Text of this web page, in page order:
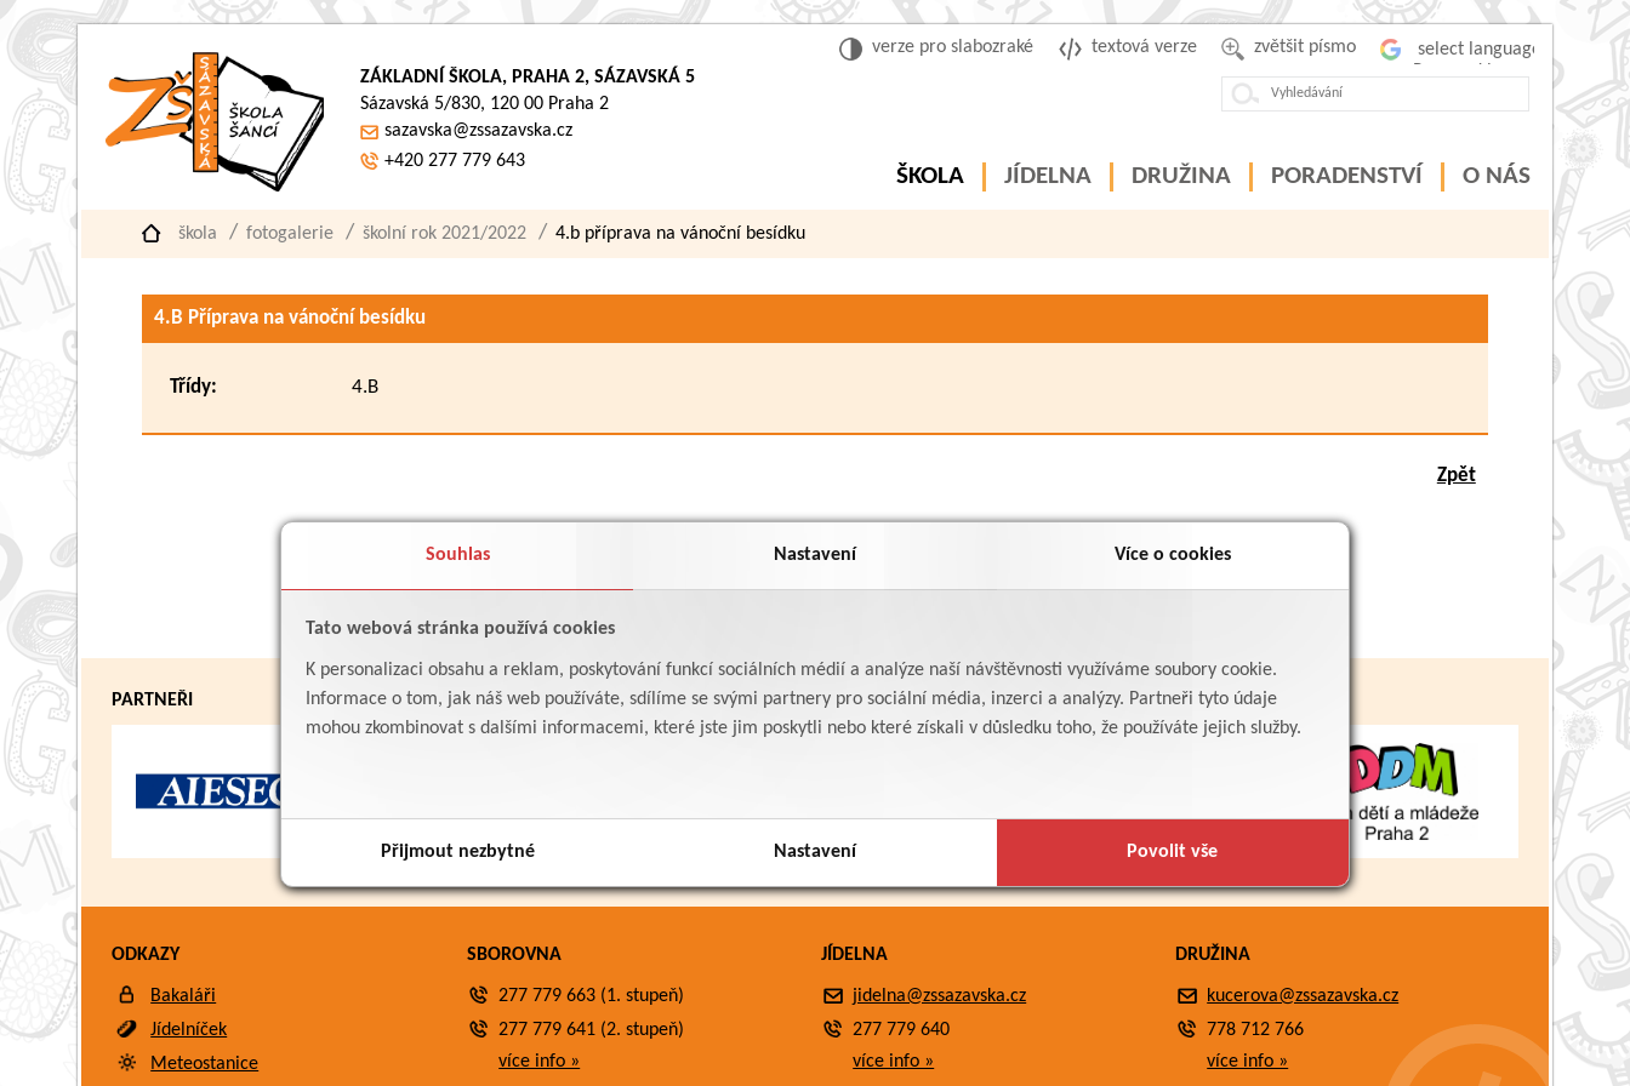
Souhlas Nastavení Více o cookies
Tato webová stránka používá cookies
K personalizaci obsahu a reklam, poskytování funkcí sociálních médií a analýze naší návštěvnosti využíváme soubory cookie.
Informace o tom, jak náš web používáte, sdílíme se svými partnery pro sociální média, inzerci a analýzy. Partneři tyto údaje
mohou zkombinovat s dalšími informacemi, které jste jim poskytli nebo které získali v důsledku toho, že používáte jejich služby.
Přijmout nezbytné Nastavení Povolit vše
zvětšit písmo
textová verze
verze pro slabozraké
ZÁKLADNÍ ŠKOLA, PRAHA 2, SÁZAVSKÁ 5
Sázavská 5/830, 120 00 Praha 2
sazavska@zssazavska.cz
+420 277 779 643
ŠKOLA JÍDELNA DRUŽINA PORADENSTVÍ O NÁS
škola fotogalerie školní rok 2021/2022 4.b příprava na vánoční besídku
4.B Příprava na vánoční besídku
Třídy: 4.B
Zpět
PARTNEŘI
ODKAZY
Bakaláři
Jídelníček
Meteostanice
SBOROVNA
277 779 663 (1. stupeň)
277 779 641 (2. stupeň)
více info »
JÍDELNA
jidelna@zssazavska.cz
277 779 640
více info »
DRUŽINA
kucerova@zssazavska.cz
778 712 766
více info »